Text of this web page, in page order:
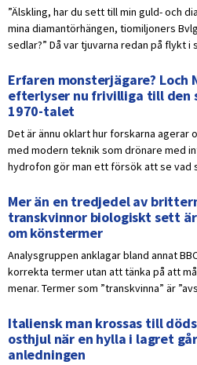
”Älskling, har du sett till min guld- och
mina diamantörhängen, tiomiljoners
sedlar?” Då var tjuvarna redan på flykt i
Erfaren monsterjägare? Loch
efterlyser nu frivilliga till den
1970-talet
Det är ännu oklart hur forskarna agerar
med modern teknik som drönare med
hydrofon gör man ett försök att se vad
Mer än en tredjedel av
transkvinnor biologiskt sett
om könstermer
Analysgruppen anklagar bland annat
korrekta termer utan att tänka på att
menar. Termer som ”transkvinna” är
Italiensk man krossas till
osthjul när en hylla i lagret
anledningen